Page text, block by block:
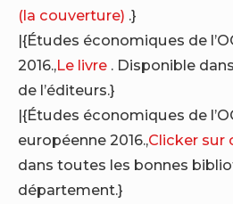
(la couverture) .}
|{Études économiques de
2016.,Le livre . Disponible
de l’éditeurs.}
|{Études économiques de
européenne 2016.,Clicker sur
dans toutes les bonnes
département.}